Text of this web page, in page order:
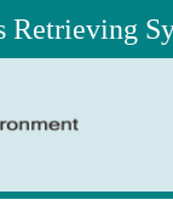
Retrieving